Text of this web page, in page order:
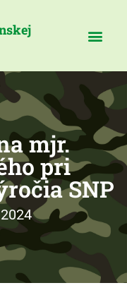
mjr.
pri
SNP